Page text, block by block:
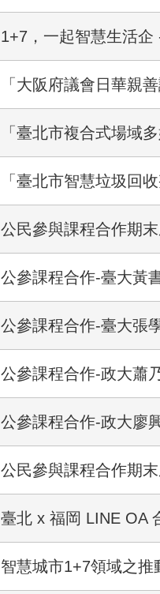
1+7，一起智慧生活
「大阪府議會日華親
「臺北市複合式場域
「臺北市智慧垃圾回
公民參與課程合作期
公參課程合作-臺大黃
公參課程合作-臺大張
公參課程合作-政大蕭
公參課程合作-政大廖
公民參與課程合作期
臺北 x 福岡 LINE OA
智慧城市1+7領域之推